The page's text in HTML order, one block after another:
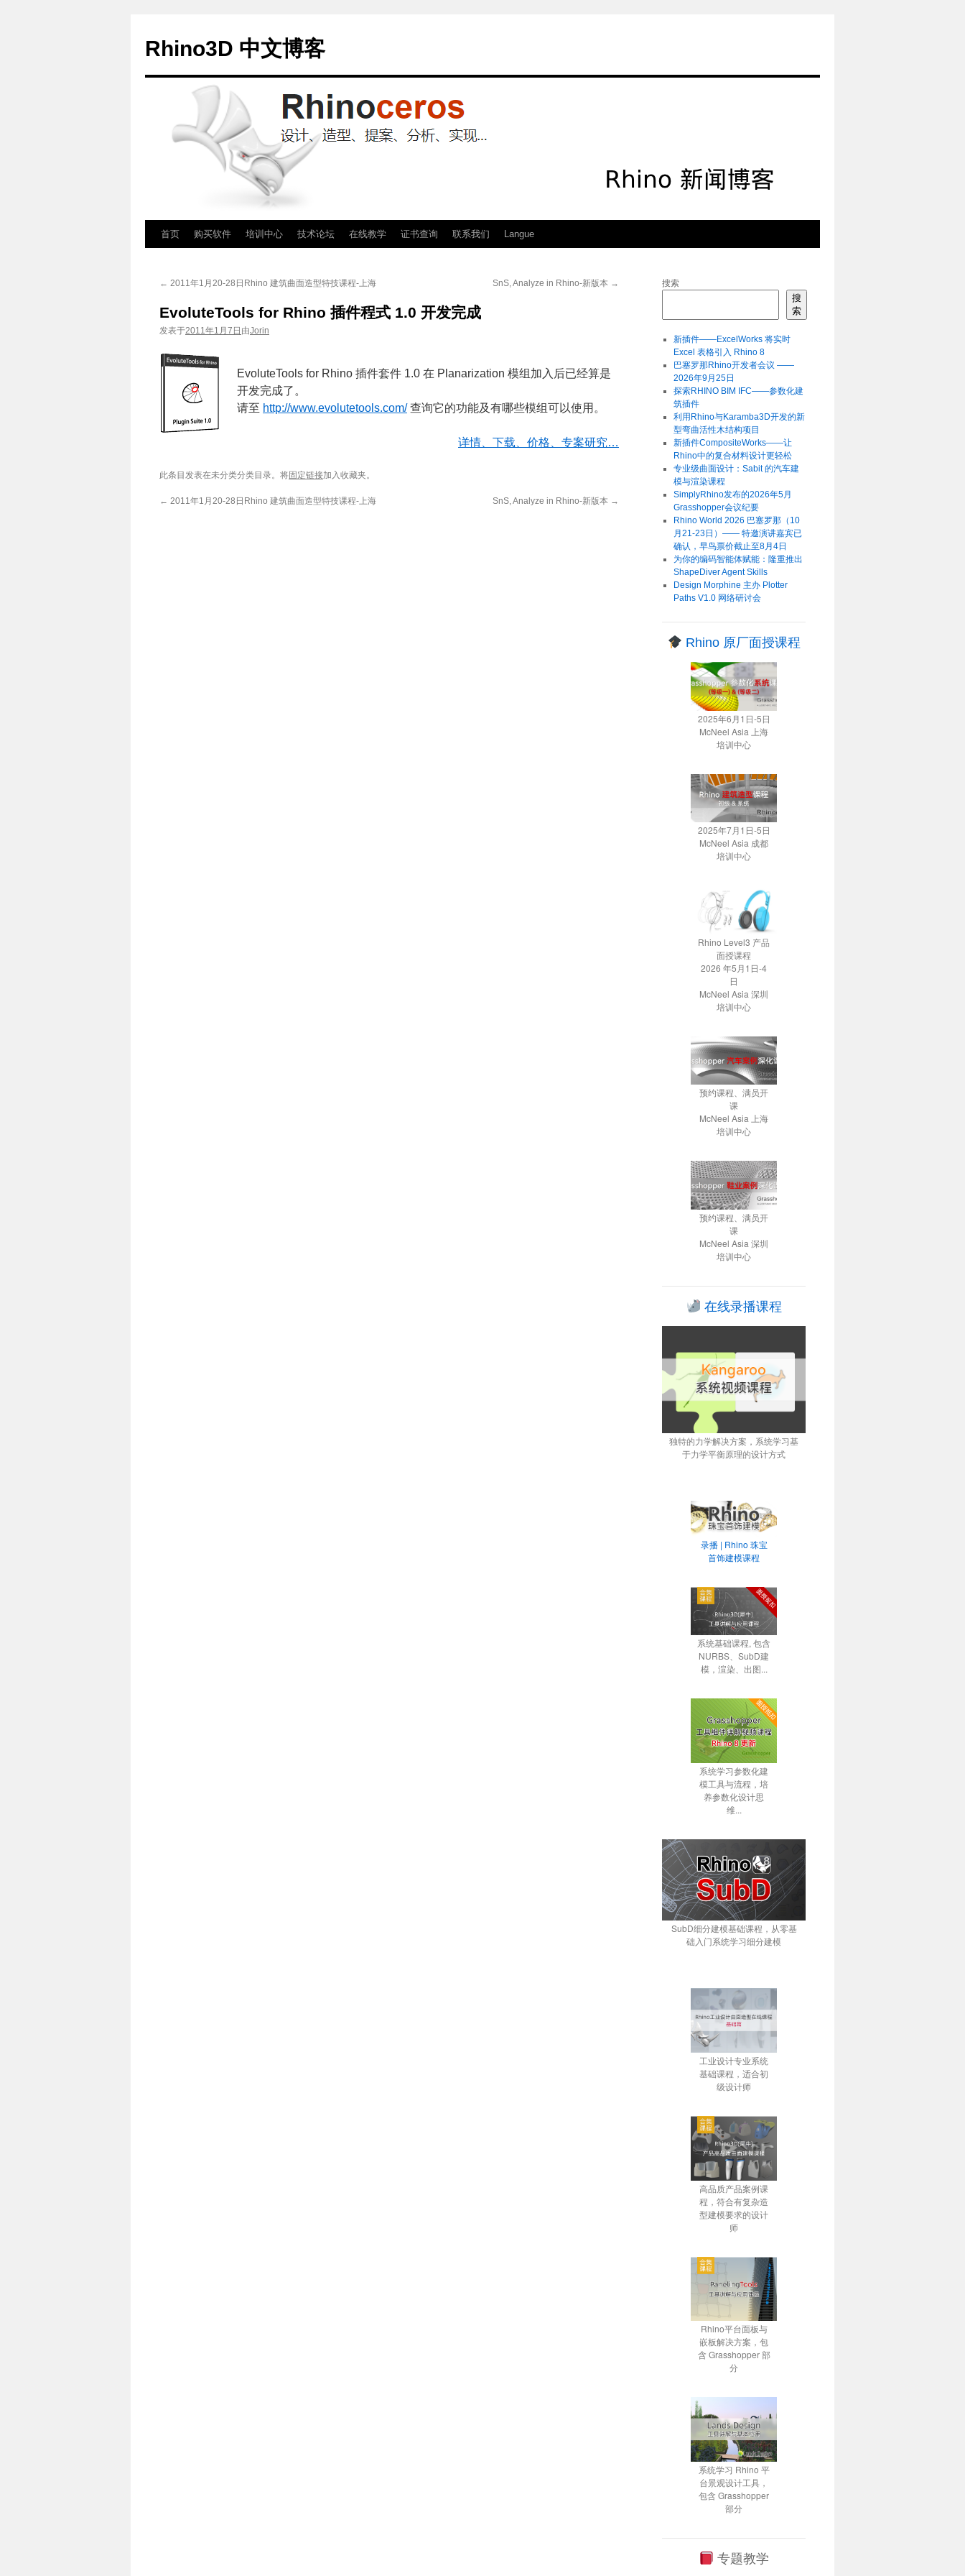
Rhino3D 中文博客
首页 购买软件 培训中心 技术论坛 在线教学 证书查询 联系我们 Langue
← 2011年1月20-28日Rhino 建筑曲面造型特技课程-上海 SnS, Analyze in Rhino-新版本 →
EvoluteTools for Rhino 插件程式 1.0 开发完成
发表于2011年1月7日 由Jorin
EvoluteTools for Rhino 插件套件 1.0 在 Planarization 模组加入后已经算是
开发完成了。
请至 http://www.evolutetools.com/查询它的功能及有哪些模组可以使用。
详情、下载、价格、专案研究…
此条目发表在未分类分类目录。将固定链接加入收藏夹。
← 2011年1月20-28日Rhino 建筑曲面造型特技课程-上海 SnS, Analyze in Rhino-新版本 →
搜索
搜
索
新插件——ExcelWorks 将实时
Excel 表格引入 Rhino 8
巴塞罗那Rhino开发者会议 ——
2026年9月25日
探索RHINO BIM IFC——参数化建
筑插件
利用Rhino与Karamba3D开发的新
型弯曲活性木结构项目
新插件CompositeWorks——让
Rhino中的复合材料设计更轻松
专业级曲面设计：Sabit 的汽车建
模与渲染课程
SimplyRhino发布的2026年5月
Grasshopper会议纪要
Rhino World 2026 巴塞罗那（10
月21-23日）—— 特邀演讲嘉宾已
确认，早鸟票价截止至8月4日
为你的编码智能体赋能：隆重推出
ShapeDiver Agent Skills
Design Morphine 主办 Plotter
Paths V1.0 网络研讨会
Rhino 原厂面授课程
2025年6月1日-5日
McNeel Asia 上海
培训中心
2025年7月1日-5日
McNeel Asia 成都
培训中心
Rhino Level3 产品
面授课程
2026 年5月1日-4
日
McNeel Asia 深圳
培训中心
预约课程、满员开
课
McNeel Asia 上海
培训中心
预约课程、满员开
课
McNeel Asia 深圳
培训中心
在线录播课程
独特的力学解决方案，系统学习基
于力学平衡原理的设计方式
录播 | Rhino 珠宝
首饰建模课程
系统基础课程, 包含
NURBS、SubD建
模，渲染、出图...
系统学习参数化建
模工具与流程，培
养参数化设计思
维...
SubD细分建模基础课程，从零基
础入门系统学习细分建模
工业设计专业系统
基础课程，适合初
级设计师
高品质产品案例课
程，符合有复杂造
型建模要求的设计
师
Rhino平台面板与
嵌板解决方案，包
含 Grasshopper 部
分
系统学习 Rhino 平
台景观设计工具，
包含 Grasshopper
部分
专题教学